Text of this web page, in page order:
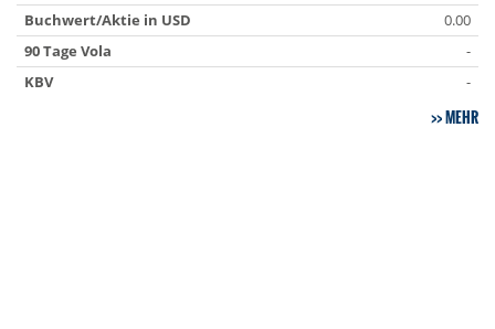
Buchwert/Aktie in USD
0.00
90 Tage Vola
-
KBV
-
MEHR